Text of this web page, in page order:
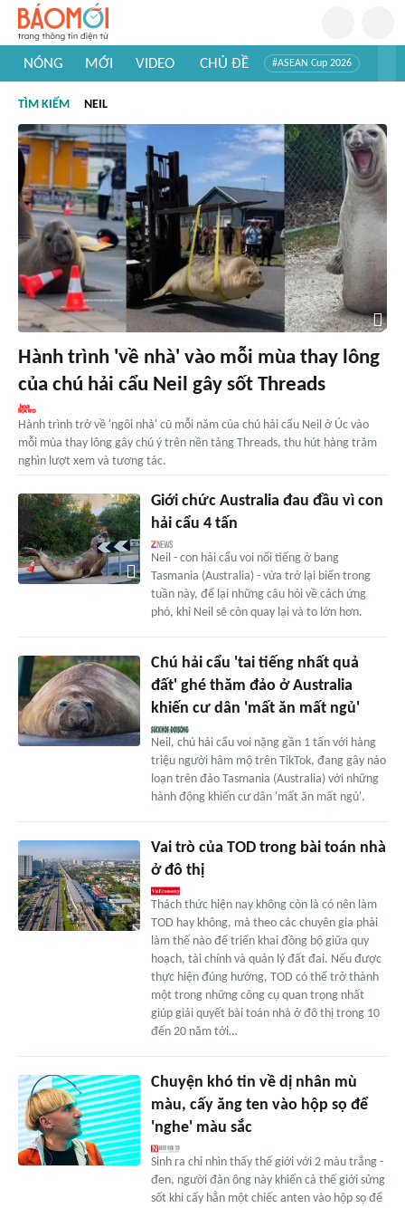
NÓNG MỚI VIDEO CHỦ ĐỀ #ASEAN Cup 2026
#Khám phá thế giới
TÌM KIẾM NEIL
Hành trình 'về nhà' vào mỗi mùa thay lông
của chú hải cẩu Neil gây sốt Threads
Hành trình trở về 'ngôi nhà' cũ mỗi năm của chú hải cẩu Neil ở Úc vào
mỗi mùa thay lông gây chú ý trên nền tảng Threads, thu hút hàng trăm
nghìn lượt xem và tương tác.
Giới chức Australia đau đầu vì con
hải cẩu 4 tấn
Neil - con hải cẩu voi nổi tiếng ở bang
Tasmania (Australia) - vừa trở lại biển trong
tuần này, để lại những câu hỏi về cách ứng
phó, khi Neil sẽ còn quay lại và to lớn hơn.
Chú hải cẩu 'tai tiếng nhất quả
đất' ghé thăm đảo ở Australia
khiến cư dân 'mất ăn mất ngủ'
Neil, chú hải cẩu voi nặng gần 1 tấn với hàng
triệu người hâm mộ trên TikTok, đang gây náo
loạn trên đảo Tasmania (Australia) với những
hành động khiến cư dân 'mất ăn mất ngủ'.
Vai trò của TOD trong bài toán nhà
ở đô thị
Thách thức hiện nay không còn là có nên làm
TOD hay không, mà theo các chuyên gia phải
làm thế nào để triển khai đồng bộ giữa quy
hoạch, tài chính và quản lý đất đai. Nếu được
thực hiện đúng hướng, TOD có thể trở thành
một trong những công cụ quan trọng nhất
giúp giải quyết bài toán nhà ở đô thị trong 10
đến 20 năm tới…
Chuyện khó tin về dị nhân mù
màu, cấy ăng ten vào hộp sọ để
'nghe' màu sắc
Sinh ra chỉ nhìn thấy thế giới với 2 màu trắng -
đen, người đàn ông này khiến cả thế giới sửng
sốt khi cấy hẳn một chiếc anten vào hộp sọ để